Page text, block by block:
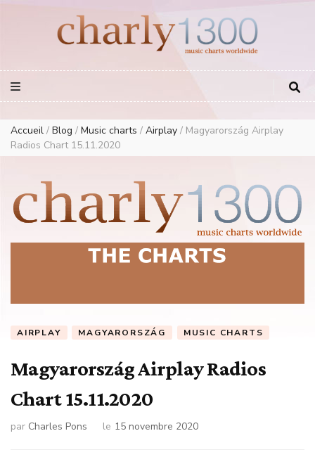
European Music Charts plus USA and Australia
Accueil / Blog / Music charts / Airplay / Magyarország Airplay
Radios Chart 15.11.2020
AIRPLAY MAGYARORSZÁG MUSIC CHARTS
Magyarország Airplay Radios
Chart 15.11.2020
par Charles Pons le 15 novembre 2020